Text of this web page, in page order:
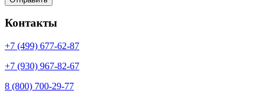
Контакты
+7 (499) 677-62-87
+7 (930) 967-82-67
8 (800) 700-29-77